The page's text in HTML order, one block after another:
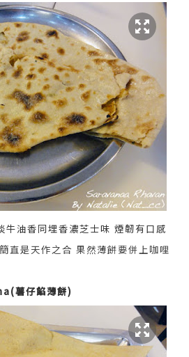
牛油香同埋香濃芝士味 煙韌有口感
是天作之合 果然薄餅要併上咖哩
薯仔餡薄餅)